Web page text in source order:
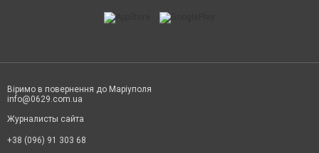
Віримо в повернення до Маріуполя
info@0629.com.ua
Журналисты сайта
+38 (096) 91 303 68